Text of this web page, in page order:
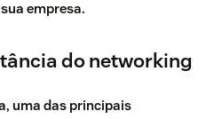
empresa.
do networking
uma das principais